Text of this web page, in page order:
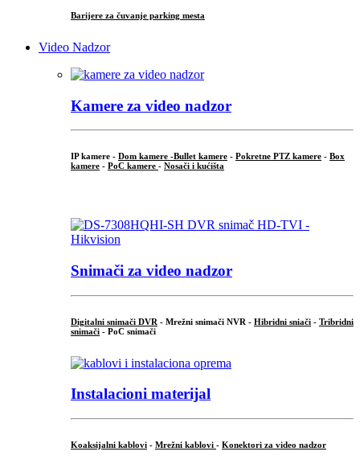
Barijere za čuvanje parking mesta
Video Nadzor
Kamere za video nadzor
IP kamere - Dom kamere -Bullet kamere - Pokretne PTZ kamere - Box
kamere - PoC kamere - Nosači i kućišta
Snimači za video nadzor
Digitalni snimači DVR - Mrežni snimači NVR - Hibridni sniači - Tribridni
snimači - PoC snimači
Instalacioni materijal
Koaksijalni kablovi - Mrežni kablovi - Konektori za video nadzor